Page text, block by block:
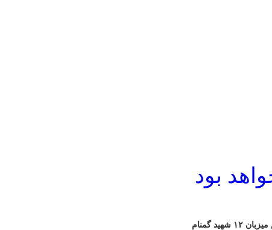
مدیرکل حفظ آثار دفاع مقدس فارس گفت: روز بسیج مستضعفان، استان فارس میزبان ۱۲ شهید گمنام